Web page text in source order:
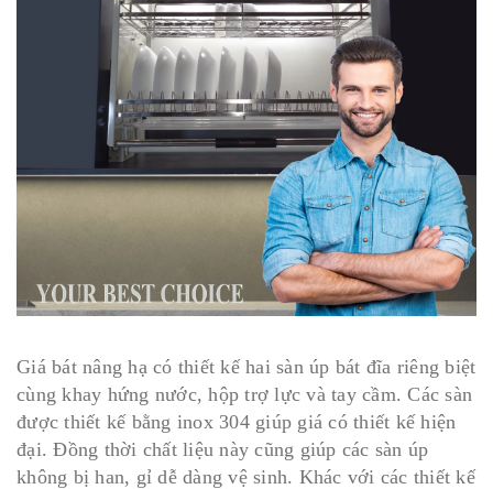
Giá bát nâng hạ có thiết kế hai sàn úp bát đĩa riêng biệt
cùng khay hứng nước, hộp trợ lực và tay cầm. Các sàn
được thiết kế bằng inox 304 giúp giá có thiết kế hiện
đại. Đồng thời chất liệu này cũng giúp các sàn úp
không bị han, gỉ dễ dàng vệ sinh. Khác với các thiết kế